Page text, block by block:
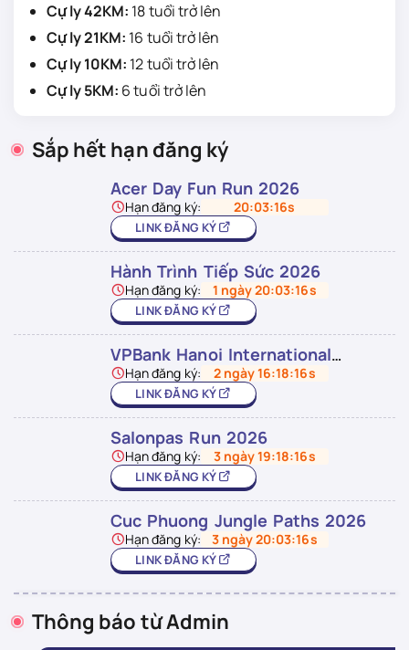
Cự ly 42KM: 18 tuổi trở lên
Cự ly 21KM: 16 tuổi trở lên
Cự ly 10KM: 12 tuổi trở lên
Cự ly 5KM: 6 tuổi trở lên
Sắp hết hạn đăng ký
Acer Day Fun Run 2026
Hạn đăng ký: 20:03:15s
LINK ĐĂNG KÝ
Hành Trình Tiếp Sức 2026
Hạn đăng ký: 1 ngày 20:03:15s
LINK ĐĂNG KÝ
VPBank Hanoi International
Marathon 2026
Hạn đăng ký: 2 ngày 16:18:15s
LINK ĐĂNG KÝ
Salonpas Run 2026
Hạn đăng ký: 3 ngày 19:18:15s
LINK ĐĂNG KÝ
Cuc Phuong Jungle Paths 2026
Hạn đăng ký: 3 ngày 20:03:15s
LINK ĐĂNG KÝ
Thông báo từ Admin